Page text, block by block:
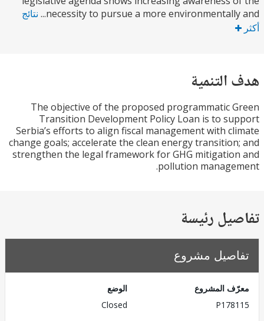
necessity to pursue a more environmentally نتائج
The objective of the proposed programmatic
Transition Development Policy Loan is to
Serbia’s efforts to align fiscal management with
change goals; accelerate the clean energy
strengthen the legal framework for GHG
pollution
رئيسة
مشروع
المشروع